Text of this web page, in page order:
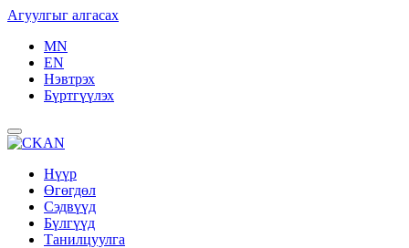
Агуулгыг алгасах
MN
EN
Нэвтрэх
Бүртгүүлэх
Нүүр
Өгөгдөл
Сэдвүүд
Бүлгүүд
Танилцуулга